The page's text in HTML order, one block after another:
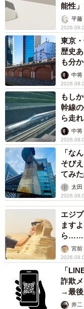
能性
平藤
東京
歴史
も分
して」
中将
もし
幹線
ら走
係が中将
「な
そび
てみ
太田
エジ
ます
ら……
カモ宮前
「
詐欺
→最後
提」井二